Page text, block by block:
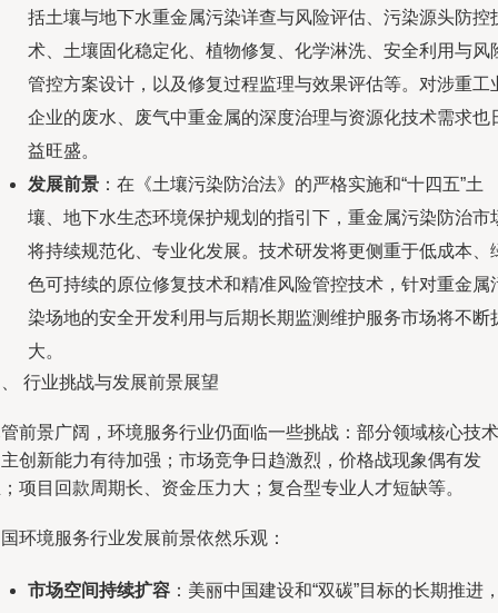
括土壤与地下水重金属污染详查与风险评估、污染源头防控
术、土壤固化稳定化、植物修复、化学淋洗、安全利用与风
管控方案设计，以及修复过程监理与效果评估等。对涉重工
企业的废水、废气中重金属的深度治理与资源化技术需求也
益旺盛。
发展前景 ：在《土壤污染防治法》的严格实施和“十四五”土
壤、地下水生态环境保护规划的指引下，重金属污染防治市
将持续规范化、专业化发展。技术研发将更侧重于低成本、
色可持续的原位修复技术和精准风险管控技术，针对重金属
染场地的安全开发利用与后期长期监测维护服务市场将不断
大。
行业挑战与发展前景展望
前景广阔，环境服务行业仍面临一些挑战：部分领域核心技术
创新能力有待加强；市场竞争日趋激烈，价格战现象偶有发
项目回款周期长、资金压力大；复合型专业人才短缺等。
环境服务行业发展前景依然乐观：
市场空间持续扩容 ：美丽中国建设和“双碳”目标的长期推进